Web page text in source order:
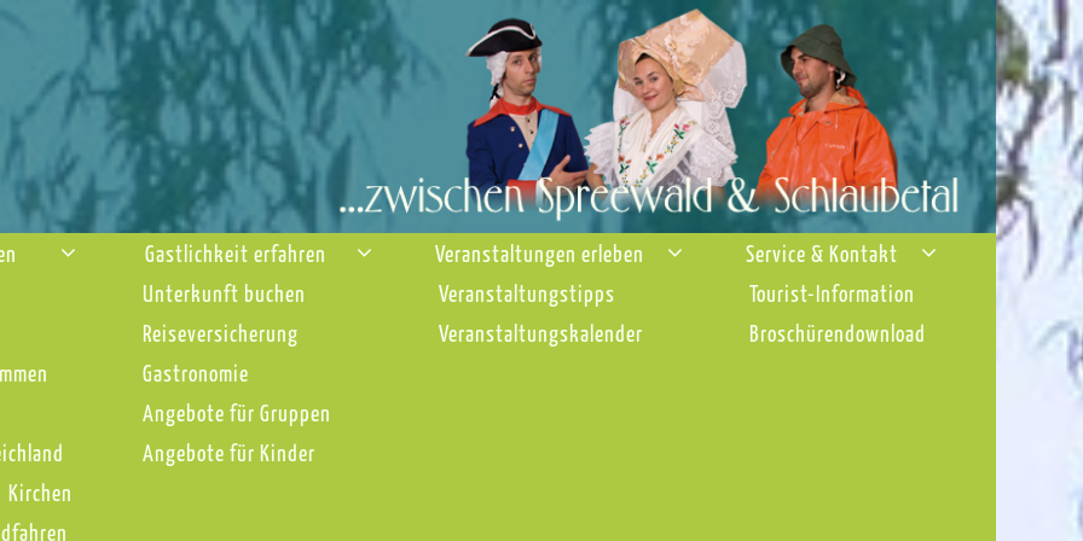
Kirchen
Gastlichkeit erfahren
Unterkunft buchen
Reiseversicherung
Gastronomie
Angebote für Gruppen
Angebote für Kinder
Veranstaltungen erleben
Veranstaltungstipps
Veranstaltungskalender
Service & Kontakt
Tourist-Information
Broschürendownload